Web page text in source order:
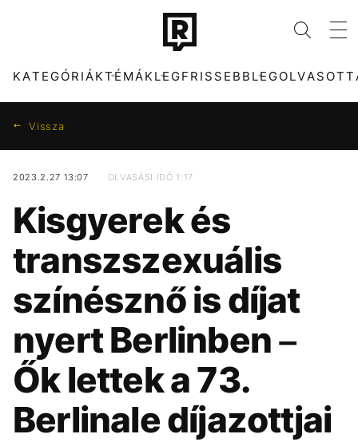
KATEGÓRIÁKTÉMÁKLEGFRISSEBB
ZENE DIVAT
KULTÚRA ENTR
FILM + SOROZAT TECH-TUDOMÁNY
SPORT TÁRSADALOM
KÖZÉLET
ÉLETMÓD DESIGN
BESZÉLGETÉSEK ARCOK
DUNA KONCERT
ENERGIAVÁLSÁG MADONNA
FIDESZ
CHRISTOPHER
NOLAN
TIKTOK HŐSÉG
Vissza
2023.2.27 13:07 OLVASÁSI IDŐ 1:17
Kisgyerek és
transzszexuális
színésznő is díjat
nyert Berlinben –
Ők lettek a 73.
Berlinale díjazottjai